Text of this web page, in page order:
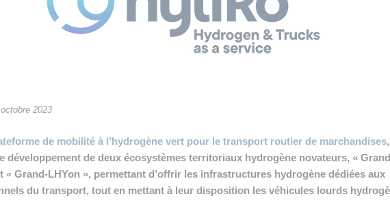
LA PAROLE
EDITORIAL
• PRESTATION LOGISTIQUE
• RECRUTEMENT
2023
de mobilité à l’hydrogène vert pour le transport routier de marchandises,
développement de deux écosystèmes territoriaux hydrogène novateurs, «
« Grand-LHYon », permettant d’offrir les infrastructures hydrogène dédiées aux
du transport, tout en mettant à leur disposition les véhicules lourds